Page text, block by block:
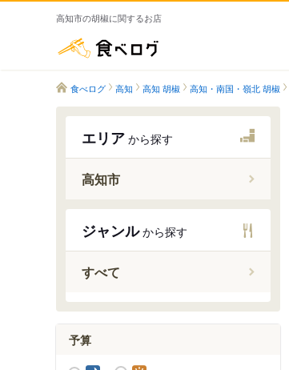
高知市の胡椒に関するお店
食べログ 高知 高知 胡椒 高知・南国・嶺北 胡椒
エリア から探す
高知市
ジャンルから探す
すべて
予算